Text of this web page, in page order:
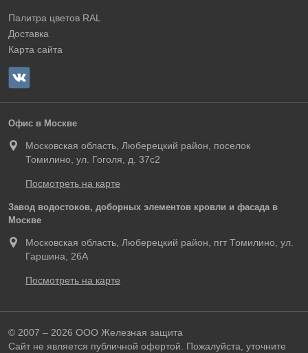
Палитра цветов RAL
Доставка
Карта сайта
Офис в Москве
Московская область, Люберецкий район, поселок
Томилино, ул. Гоголя, д. 37с2
Посмотреть на карте
Завод водостоков, доборных элементов кровли и фасада в
Москве
Московская область, Люберецкий район, пгт Томилино, ул.
Гаршина, 26А
Посмотреть на карте
© 2007 – 2026 ООО Железная защита
Сайт не является публичной офертой. Пожалуйста, уточните